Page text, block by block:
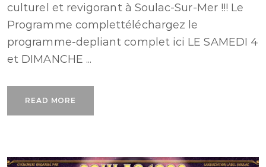
culturel et revigorant à Soulac-Sur-Mer !!! Le
Programme complettéléchargez le
programme-depliant complet ici LE SAMEDI 4
et DIMANCHE ...
READ MORE